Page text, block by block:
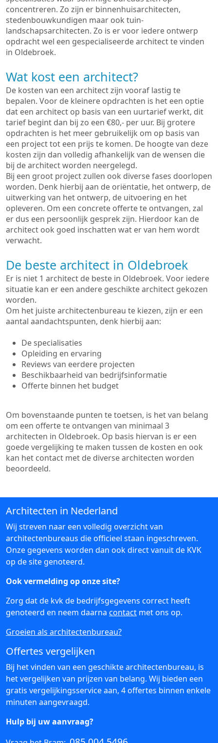
concentreren. Zo zijn er binnenhuisarchitecten,
stedenbouwkundigen maar ook tuin-
landschapsarchitecten. Zo is er voor iedere ontwerp
opdracht wel een gespecialiseerde architect te vinden
in Oldebroek.
Wat kost een architect?
De kosten van een architect zijn vooraf lastig te
bepalen. Voor de kleinere opdrachten is het een optie
dat een architect op basis van een uurtarief werkt, dit
tarief begint dan bij zo een €80,- per uur. Bij grotere
opdrachten is het meer gebruikelijk om op basis van
een project tot een prijs te komen. De hoogte van deze
kosten zijn dan volledig afhankelijk van de wensen die
bij de architect worden neergelegd.
Bij een groot project zullen ook diverse fases doorlopen
worden. Denk hierbij aan de oriëntatie, het ontwerp, de
uitwerking van het ontwerp, de uitvoering en het
opleveren. Om een concrete offerte te ontvangen, zal
er dus een persoonlijk gesprek zijn. Hierdoor kan de
architect ook goed inschatten wat er van hem wordt
verwacht.
De beste architect in Oldebroek
Er is niet 1 architect de beste in Oldebroek. Voor iedere
situatie kan er een andere geschikte architect gekozen
worden.
Om het juiste architectenbureau te kiezen, zijn er een
aantal aandachtspunten, denk hierbij aan:
De specialisaties
Opleiding en ervaring
Reviews van eerdere projecten
Beschikbaarheid van bedrijfsinformatie
Offerte binnen het budget
Om bovenstaande punten te toetsen, is het van belang
om een offerte te ontvangen van minimaal 3
architecten in Oldebroek. Op basis hiervan is er een
goede vergelijking te maken tussen de kosten en ook
kan het contact met de diverse architecten worden
beoordeeld.
Architecten in Nederland
Wij streven naar een volledig overzicht van
architectenbureaus die officieel staan ingeschreven.
Onze gegevens worden dan ook direct vanuit de KVK
op de site genoteerd.
Ook vermelding op onze site?
Zorg dat de kvk de bedrijfsgegevens correct heeft
genoteerd en neem daarna contact met ons op.
Groeien als architectenbureau?
Offertes vergelijken
Bij het vinden van een geschikte architectenbureau, is
het vergelijken van prijzen van belang. Wij bieden een
gratis vergelijkingsservice aan, 4 offertes binnen enkele
minuten aangevraagd.
Hulp bij uw aanvraag?